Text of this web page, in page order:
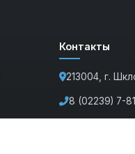
Контакты
213004, г.
8 (02239) 7-